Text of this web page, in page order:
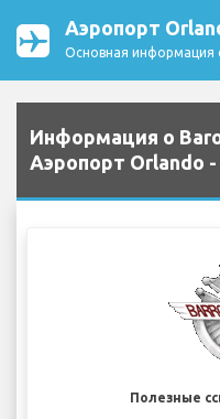
Аэропорт
Основная информация
Информация о
Аэропорт Orlando -
Полезные